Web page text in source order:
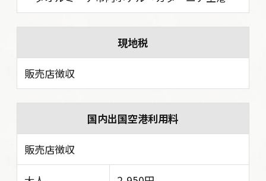
現地税
販売店徴収
国内出国空港利用料
販売店徴収